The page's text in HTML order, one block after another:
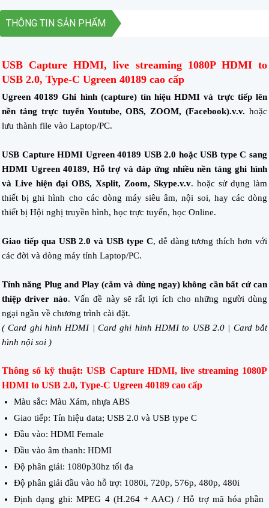
THÔNG TIN SẢN PHẨM
USB Capture HDMI, live streaming 1080P HDMI to
USB 2.0, Type-C Ugreen 40189 cao cấp
Ugreen 40189 Ghi hình (capture) tín hiệu HDMI và trực tiếp lên
nền tảng trực tuyến Youtube, OBS, ZOOM, (Facebook).v.v. hoặc
lưu thành file vào Laptop/PC.
USB Capture HDMI Ugreen 40189 USB 2.0 hoặc USB type C sang
HDMI Ugreen 40189, Hỗ trợ và đáp ứng nhiều nền tảng ghi hình
và Live hiện đại OBS, Xsplit, Zoom, Skype.v.v. hoặc sử dụng làm
thiết bị ghi hình cho các dòng máy siêu âm, nội soi, hay các dòng
thiết bị Hội nghị truyền hình, học trực tuyến, học Online.
Giao tiếp qua USB 2.0 và USB type C, dễ dàng tương thích hơn với
các đời và dòng máy tính Laptop/PC.
Tính năng Plug and Play (cắm và dùng ngay) không cần bất cứ can
thiệp driver nào. Vấn đề này sẽ rất lợi ích cho những người dùng
ngại ngần về chương trình cài đặt.
( Card ghi hình HDMI | Card ghi hình HDMI to USB 2.0 | Card bắt
hình nội soi )
Thông số kỹ thuật: USB Capture HDMI, live streaming 1080P
HDMI to USB 2.0, Type-C Ugreen 40189 cao cấp
Màu sắc: Màu Xám, nhựa ABS
Giao tiếp: Tín hiệu data; USB 2.0 và USB type C
Đầu vào: HDMI Female
Đầu vào âm thanh: HDMI
Độ phân giải: 1080p30hz tối đa
Độ phân giải đầu vào hỗ trợ: 1080i, 720p, 576p, 480p, 480i
Định dạng ghi: MPEG 4 (H.264 + AAC) / Hỗ trợ mã hóa phần